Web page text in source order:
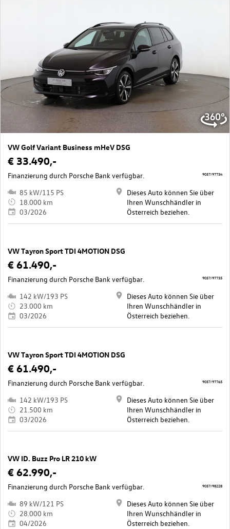
VW Golf Variant Business mHeV DSG
€ 33.490,-
Finanzierung durch Porsche Bank verfügbar.
85 kW/115 PS
18.000 km
03/2026
Dieses Auto können Sie über
Ihren Wunschhändler in
Österreich beziehen.
9057/97734
VW Tayron Sport TDI 4MOTION DSG
€ 61.490,-
Finanzierung durch Porsche Bank verfügbar.
142 kW/193 PS
23.000 km
03/2026
Dieses Auto können Sie über
Ihren Wunschhändler in
Österreich beziehen.
9057/97735
VW Tayron Sport TDI 4MOTION DSG
€ 61.490,-
Finanzierung durch Porsche Bank verfügbar.
142 kW/193 PS
21.500 km
03/2026
Dieses Auto können Sie über
Ihren Wunschhändler in
Österreich beziehen.
9057/97765
VW ID. Buzz Pro LR 210 kW
€ 62.990,-
Finanzierung durch Porsche Bank verfügbar.
89 kW/121 PS
28.000 km
04/2026
Dieses Auto können Sie über
Ihren Wunschhändler in
Österreich beziehen.
9057/98228